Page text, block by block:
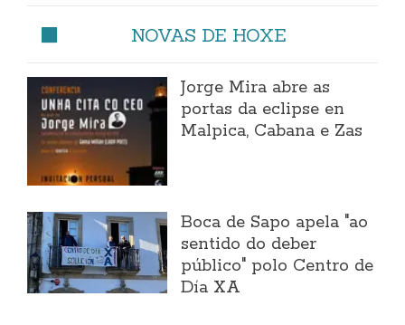
NOVAS DE HOXE
Jorge Mira abre as
portas da eclipse en
Malpica, Cabana e Zas
Boca de Sapo apela "ao
sentido do deber
público" polo Centro de
Día XA